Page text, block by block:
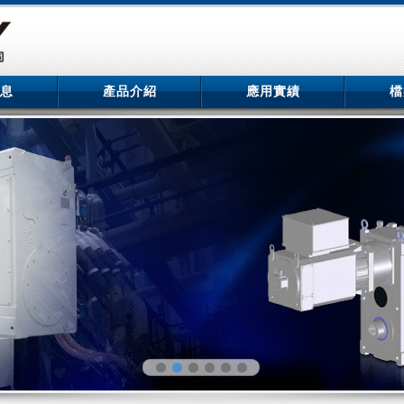
產品介紹
產品介紹
應用實績
應用實績
押出機齒輪箱展示於2019 K-SHOW